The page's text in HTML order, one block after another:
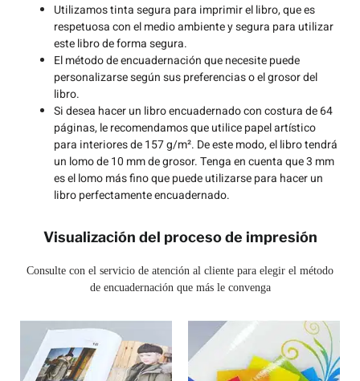
Utilizamos tinta segura para imprimir el libro, que es
respetuosa con el medio ambiente y segura para utilizar
este libro de forma segura.
El método de encuadernación que necesite puede
personalizarse según sus preferencias o el grosor del
libro.
Si desea hacer un libro encuadernado con costura de 64
páginas, le recomendamos que utilice papel artístico
para interiores de 157 g/m². De este modo, el libro tendrá
un lomo de 10 mm de grosor. Tenga en cuenta que 3 mm
es el lomo más fino que puede utilizarse para hacer un
libro perfectamente encuadernado.
Visualización del proceso de impresión
Consulte con el servicio de atención al cliente para elegir el método
de encuadernación que más le convenga